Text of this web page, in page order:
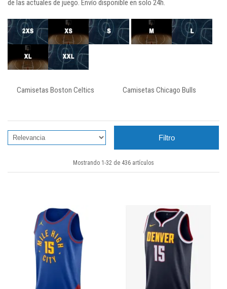
de las actuales de juego. Envío disponible en solo 24h.
Camisetas Boston Celtics Camisetas Chicago Bulls
Filtro
Mostrando 1-32 de 436 artículos